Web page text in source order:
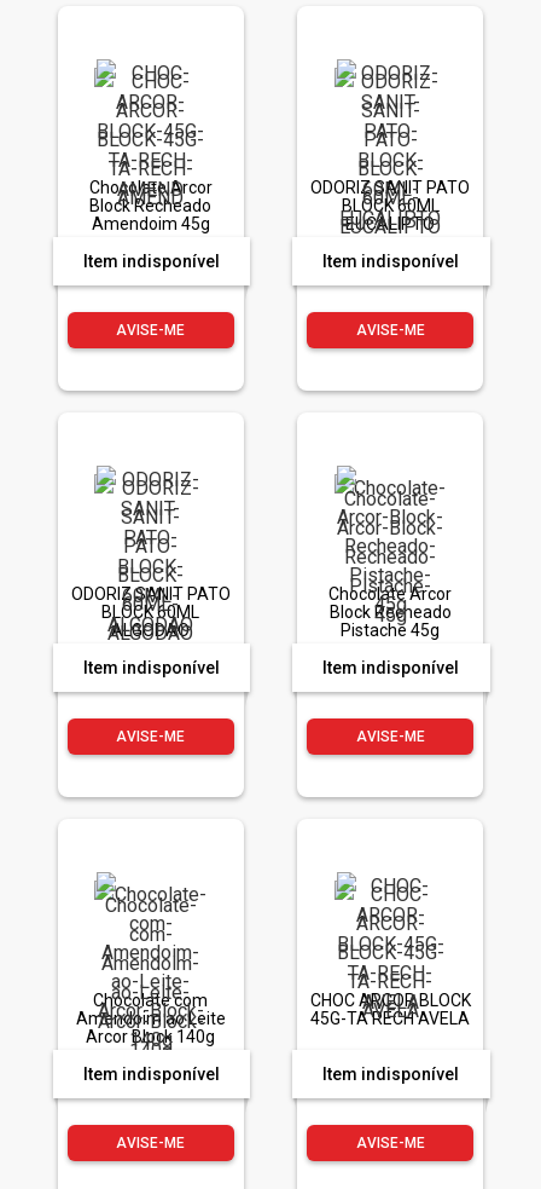
Chocolate Arcor
Block Recheado
Amendoim 45g
Item indisponível
AVISE-ME
ODORIZ SANIT PATO
BLOCK 60ML
EUCALIPTO
Item indisponível
AVISE-ME
ODORIZ SANIT PATO
BLOCK 60ML
ALGODAO
Item indisponível
AVISE-ME
Chocolate Arcor
Block Recheado
Pistache 45g
Item indisponível
AVISE-ME
Chocolate com
Amendoim ao Leite
Arcor Block 140g
Item indisponível
AVISE-ME
CHOC ARCOR BLOCK
45G-TA RECH AVELA
Item indisponível
AVISE-ME